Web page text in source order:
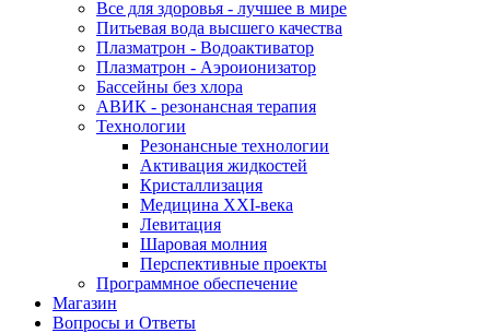
Все для здоровья - лучшее в мире
Питьевая вода высшего качества
Плазматрон - Водоактиватор
Плазматрон - Аэроионизатор
Бассейны без хлора
АВИК - резонансная терапия
Технологии
Резонансные технологии
Активация жидкостей
Кристаллизация
Медицина XXI-века
Левитация
Шаровая молния
Перспективные проекты
Программное обеспечение
Магазин
Вопросы и Ответы